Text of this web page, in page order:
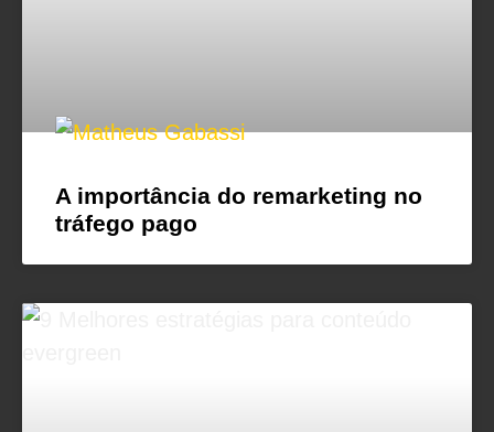
A importância do remarketing no
tráfego pago